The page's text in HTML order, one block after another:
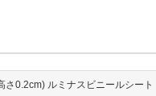
0.2cm) ルミナスビニールシート